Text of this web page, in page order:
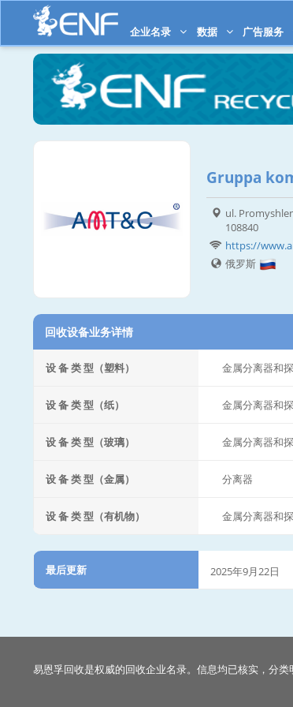
企业名录 数据 广告服务
Gruppa
ul.
108840
https://
俄罗斯
回收设备业务详情
设 备 类 型（塑料） 金属分离器和
设 备 类 型（纸） 金属分离器和
设 备 类 型（玻璃） 金属分离器和
设 备 类 型（金属） 分离器
设 备 类 型（有机物） 金属分离器和
最后更新 2025年9月22日
易恩孚回收是权威的回收企业名录。信息均已核实，分类